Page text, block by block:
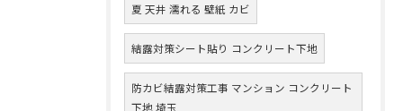
夏 天井 濡れる 壁紙 カビ
結露対策シート貼り コンクリート下地
防カビ結露対策工事 マンション コンクリート
下地 埼玉